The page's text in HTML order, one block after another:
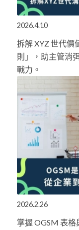
2026.4.10
拆解 XYZ 世代價
則」，助主管消
戰力。
2026.2.26
掌握 OGSM 表